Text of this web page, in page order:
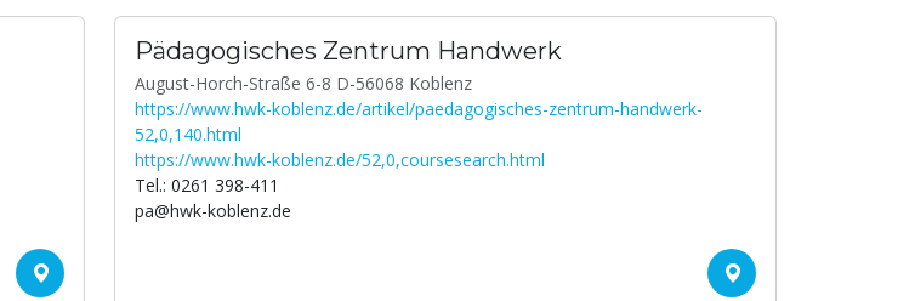
Pädagogisches Zentrum Handwerk
August-Horch-Straße 6-8 D-56068 Koblenz
https://www.hwk-koblenz.de/artikel/paedagogisches-zentrum-handwerk-
52,0,140.html
https://www.hwk-koblenz.de/52,0,coursesearch.html
Tel.: 0261 398-411
pa@hwk-koblenz.de